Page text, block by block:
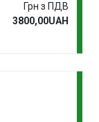
Грн з ПДВ
3800,00UAH